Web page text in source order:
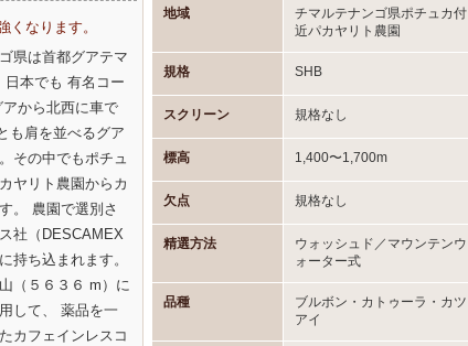
なります。
県は首都グアテマ
本でも 有名コー
から北西に車で
も肩を並べるグア
その中でもポチュ
ヤリト農園からカ
。 農園で選別さ
社（DESCAMEX
持ち込まれます。
（５６３６ m）に
して、 薬品を一
カフェインレスコ
地域
チマルテナンゴ県ポチュカ付
近パカヤリト農園
規格 SHB
スクリーン 規格なし
標高 1,400〜1,700m
欠点 規格なし
精選方法
ウォッシュド／マウンテンウ
ォーター式
品種
ブルボン・カトゥーラ・カツ
アイ